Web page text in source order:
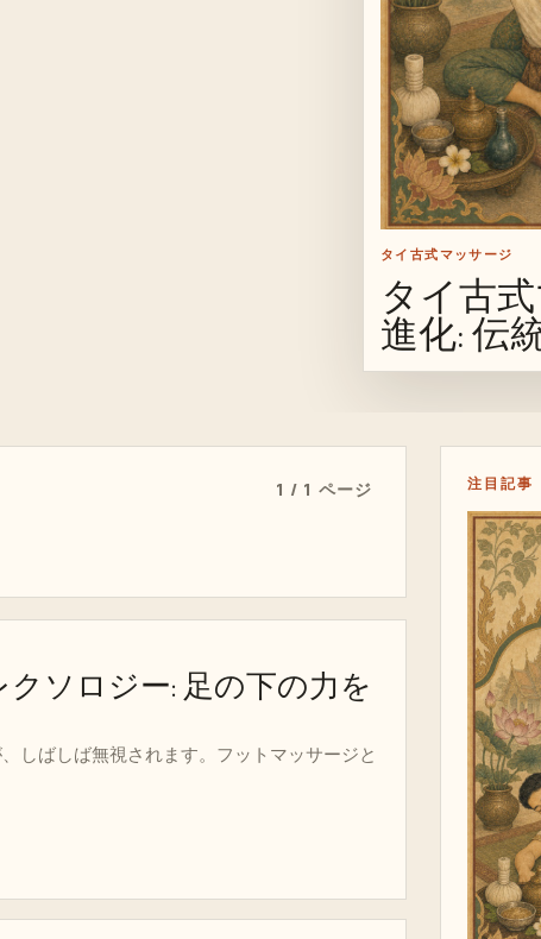
タイ古式マッサージ
タイ古
進化: 伝
1 / 1 ページ
ソロジー: 足の下の力を
しばしば無視されます。フットマッサージと
注目記事